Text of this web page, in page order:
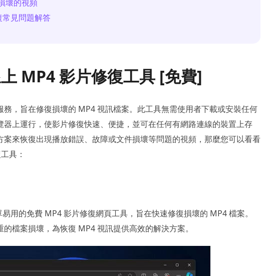
壞的視頻
見問題解答
MP4 影片修復工具 [免費]
，旨在修復損壞的 MP4 視訊檔案。此工具無需使用者下載或安裝任何
上運行，使影片修復快速、便捷，並可在任何有網路連線的裝置上存
來恢復出現播放錯誤、故障或文件損壞等問題的視頻，那麼您可以看看
具：
用的免費 MP4 影片修復網頁工具，旨在快速修復損壞的 MP4 檔案。
檔案損壞，為恢復 MP4 視訊提供高效的解決方案。